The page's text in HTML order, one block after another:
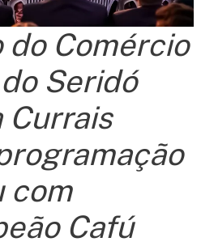
do Comércio
Seridó
Currais
com
Cafú